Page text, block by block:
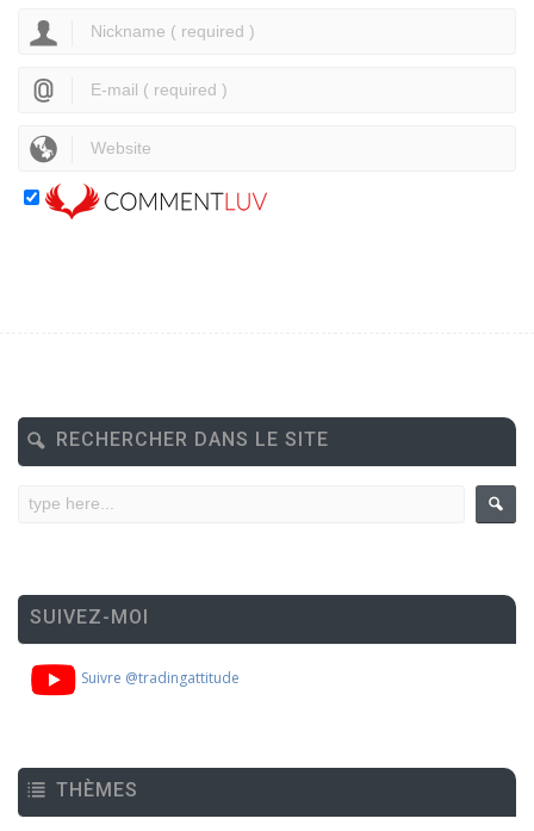
RECHERCHER DANS LE SITE
SUIVEZ-MOI
Suivre @tradingattitude
THÈMES